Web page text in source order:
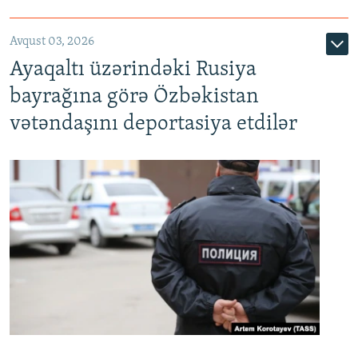
Avqust 03, 2026
Ayaqaltı üzərindəki Rusiya
bayrağına görə Özbəkistan
vətəndaşını deportasiya etdilər